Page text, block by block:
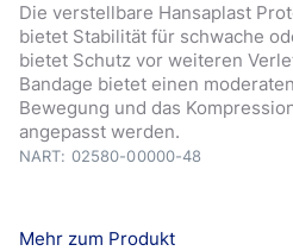
Die verstellbare Hansaplast
bietet Stabilität für schwache
bietet Schutz vor weiteren
Bandage bietet einen
Bewegung und das
angepasst werden.
NART: 02580-00000-48
Mehr zum Produkt